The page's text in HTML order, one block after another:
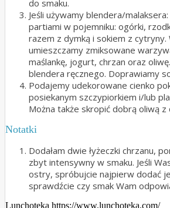
do smaku.
Jeśli używamy blendera/
partiami w pojemniku: ogórki,
razem z dymką i sokiem z cytryny.
umieszczamy zmiksowane
maślankę, jogurt, chrzan oraz
blendera ręcznego. Doprawiamy
Podajemy udekorowane cienko
posiekanym szczypiorkiem i/lub
Można także skropić dobrą oliwą z
Notatki
Dodałam dwie łyżeczki chrzanu,
zbyt intensywny w smaku. Jeśli
ostry, spróbujcie najpierw dodać
sprawdźcie czy smak Wam
Lunchoteka https://www.lunchoteka.com/